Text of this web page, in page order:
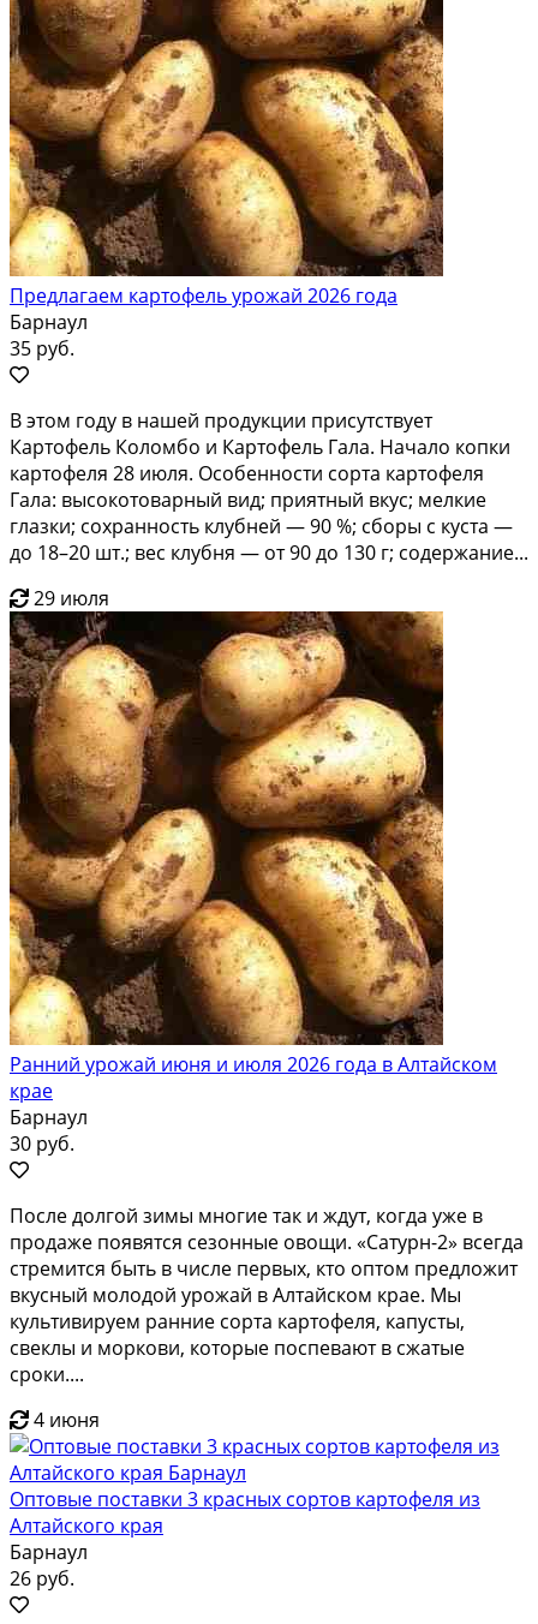
Предлагаем картофель урожай 2026 года
Барнаул
35 руб.
В этом году в нашей продукции присутствует
Картофель Коломбо и Картофель Гала. Начало копки
картофеля 28 июля. Особенности сорта картофеля
Гала: высокотоварный вид; приятный вкус; мелкие
глазки; сохранность клубней — 90 %; сборы с куста —
до 18–20 шт.; вес клубня — от 90 до 130 г; содержание...
29 июля
Ранний урожай июня и июля 2026 года в Алтайском
крае
Барнаул
30 руб.
После долгой зимы многие так и ждут, когда уже в
продаже появятся сезонные овощи. «Сатурн-2» всегда
стремится быть в числе первых, кто оптом предложит
вкусный молодой урожай в Алтайском крае. Мы
культивируем ранние сорта картофеля, капусты,
свеклы и моркови, которые поспевают в сжатые
сроки....
4 июня
Оптовые поставки 3 красных сортов картофеля из
Алтайского края
Барнаул
26 руб.